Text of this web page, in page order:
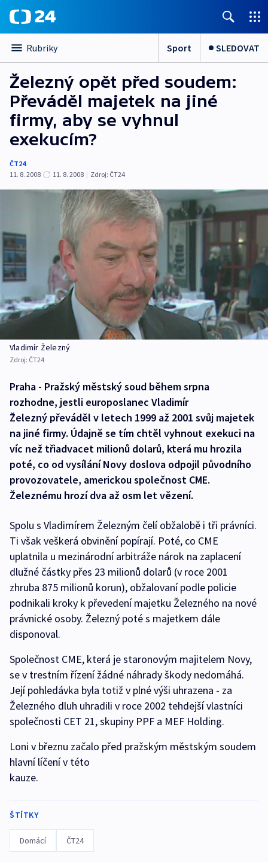
Rubriky Sport SLEDOVAT
Železný opět před soudem:
Převáděl majetek na jiné
firmy, aby se vyhnul
exekucím?
ČT24
11. 8. 2008
11. 8. 2008 | Zdroj: ČT24
Vladimír Železný
Zdroj: ČT24
Praha - Pražský městský soud během srpna
rozhodne, jestli europoslanec Vladimír
Železný převáděl v letech 1999 až 2001 svůj majetek
na jiné firmy. Údajně se tím chtěl vyhnout exekuci na
víc než třiadvacet milionů dolarů, která mu hrozila
poté, co od vysílání Novy doslova odpojil původního
provozovatele, americkou společnost CME.
Železnému hrozí dva až osm let vězení.
Spolu s Vladimírem Železným čelí obžalobě i tři právníci.
Ti však veškerá obvinění popírají. Poté, co CME
uplatnila u mezinárodní arbitráže nárok na zaplacení
dlužné částky přes 23 milionů dolarů (v roce 2001
zhruba 875 milionů korun), obžalovaní podle policie
podnikali kroky k převedení majetku Železného na nové
právnické osoby. Železný poté s majetkem dále
disponoval.
Společnost CME, která je staronovým majitelem Novy,
se v trestním řízení žádné náhrady škody nedomáhá.
Její pohledávka byla totiž v plné výši uhrazena - za
Železného dluh uhradili v roce 2002 tehdejší vlastníci
společnosti CET 21, skupiny PPF a MEF Holding.
Loni v březnu začalo před pražským městským soudem
hlavní líčení v této
kauze.
ŠTÍTKY
Domácí ČT24